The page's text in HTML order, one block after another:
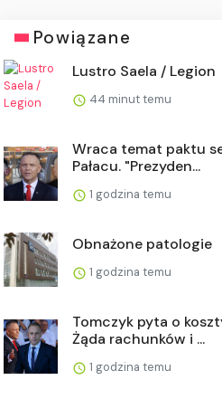
Powiązane
Lustro Saela / Legion
44 minut temu
Wraca temat paktu
Pałacu. "Prezyden...
1 godzina temu
Obnażone patologie
1 godzina temu
Tomczyk pyta o
Żąda rachunków i ...
1 godzina temu